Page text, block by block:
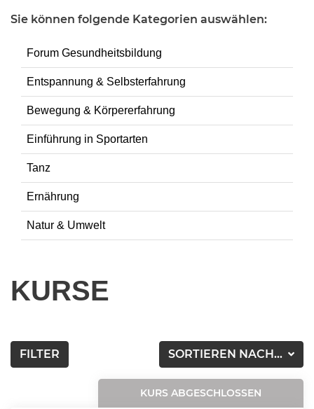
Sie können folgende Kategorien auswählen:
Forum Gesundheitsbildung
Entspannung & Selbsterfahrung
Bewegung & Körpererfahrung
Einführung in Sportarten
Tanz
Ernährung
Natur & Umwelt
KURSE
SORTIEREN NACH...
FILTER
KURS ABGESCHLOSSEN